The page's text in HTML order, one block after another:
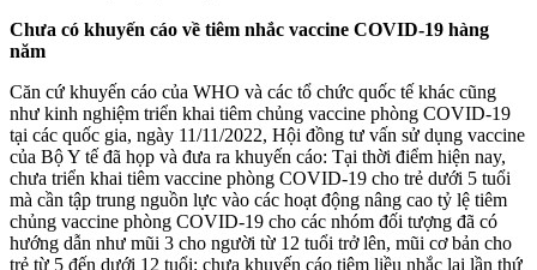
Chưa có khuyến cáo về tiêm nhắc vaccine COVID-19 hàng
năm
Căn cứ khuyến cáo của WHO và các tổ chức quốc tế khác cũng
như kinh nghiệm triển khai tiêm chủng vaccine phòng COVID-19
tại các quốc gia, ngày 11/11/2022, Hội đồng tư vấn sử dụng vaccine
của Bộ Y tế đã họp và đưa ra khuyến cáo: Tại thời điểm hiện nay,
chưa triển khai tiêm vaccine phòng COVID-19 cho trẻ dưới 5 tuổi
mà cần tập trung nguồn lực vào các hoạt động nâng cao tỷ lệ tiêm
chủng vaccine phòng COVID-19 cho các nhóm đối tượng đã có
hướng dẫn như mũi 3 cho người từ 12 tuổi trở lên, mũi cơ bản cho
trẻ từ 5 đến dưới 12 tuổi; chưa khuyến cáo tiêm liều nhắc lại lần thứ